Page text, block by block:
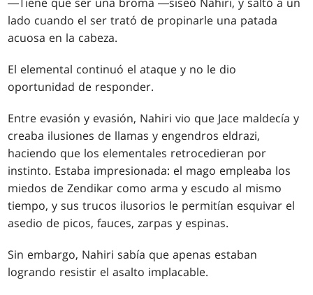
lado cuando el ser trató de propinarle una patada
acuosa en la cabeza.
El elemental continuó el ataque y no le dio
oportunidad de responder.
Entre evasión y evasión, Nahiri vio que Jace maldecía y
creaba ilusiones de llamas y engendros eldrazi,
haciendo que los elementales retrocedieran por
instinto. Estaba impresionada: el mago empleaba los
miedos de Zendikar como arma y escudo al mismo
tiempo, y sus trucos ilusorios le permitían esquivar el
asedio de picos, fauces, zarpas y espinas.
Sin embargo, Nahiri sabía que apenas estaban
logrando resistir el asalto implacable.